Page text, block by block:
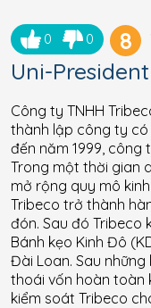
0 0 8
Uni-President
Công ty TNHH
thành lập công ty có
đến năm 1999,
Trong một thời gian
mở rộng quy mô
Tribeco trở thành
đón. Sau đó Tribeco
Bánh kẹo Kinh Đô
Đài Loan. Sau
thoái vốn hoàn toàn
kiểm soát Tribeco